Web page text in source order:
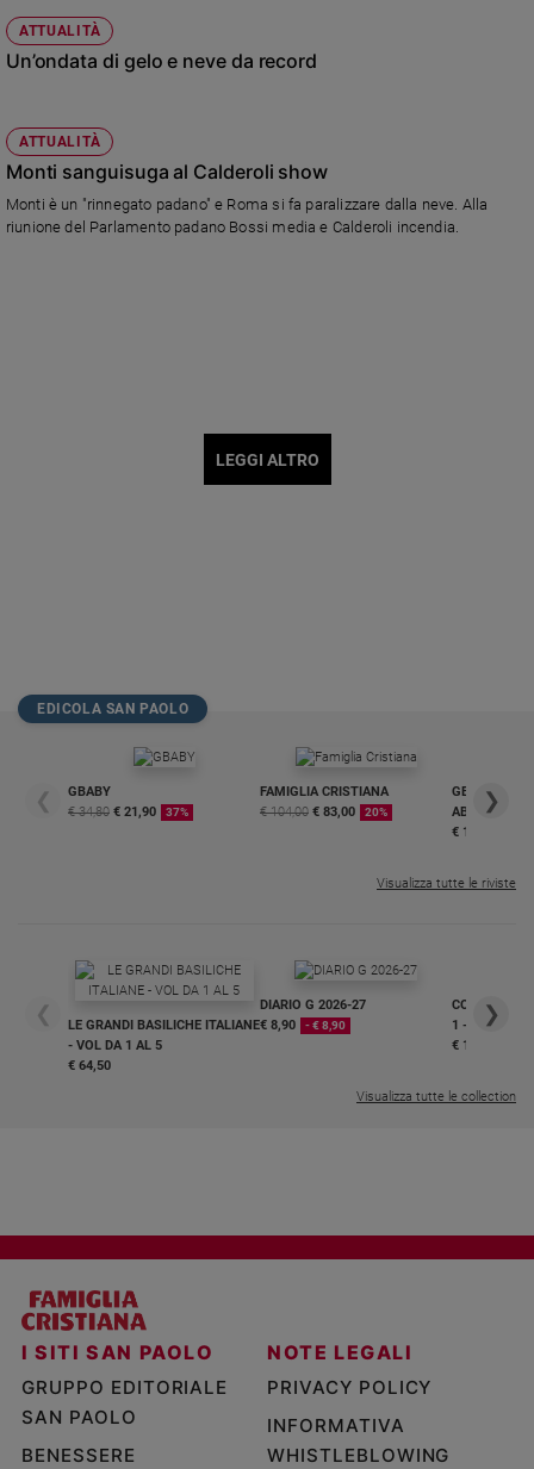
ATTUALITÀ
Un’ondata di gelo e neve da record
ATTUALITÀ
Monti sanguisuga al Calderoli show
Monti è un "rinnegato padano" e Roma si fa paralizzare dalla neve. Alla
riunione del Parlamento padano Bossi media e Calderoli incendia.
LEGGI ALTRO
EDICOLA SAN PAOLO
❮
GBABY
€ 34,80 € 21,90 37%
FAMIGLIA CRISTIANA
€ 104,00 € 83,00 20%
GBABY
€ 16,99
❯
Visualizza tutte le riviste
❮
LE GRANDI BASILICHE ITALIANE
- VOL DA 1 AL 5
€ 64,50
DIARIO G 2026-27
€ 8,90
- € 8,90
COLLANA
1 - 2
€ 18,50
❯
Visualizza tutte le collection
I SITI SAN PAOLO
GRUPPO EDITORIALE
SAN PAOLO
BENESSERE
NOTE LEGALI
PRIVACY POLICY
INFORMATIVA
WHISTLEBLOWING